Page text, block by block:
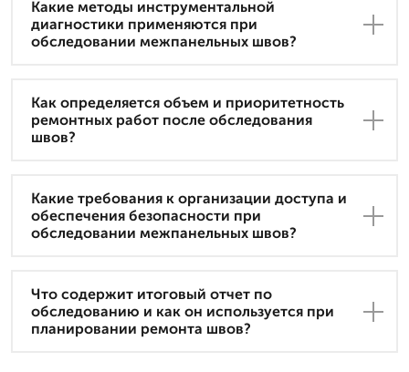
Какие методы инструментальной
диагностики применяются при
обследовании межпанельных швов?
Как определяется объем и приоритетность
ремонтных работ после обследования
швов?
Какие требования к организации доступа и
обеспечения безопасности при
обследовании межпанельных швов?
Что содержит итоговый отчет по
обследованию и как он используется при
планировании ремонта швов?